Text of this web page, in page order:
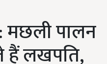
मछली पालन
लखपति,